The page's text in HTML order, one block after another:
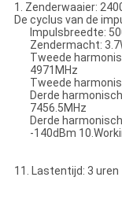
1. Zenderwaaier:
De cyclus van de
Impulsbreedte:
Zendermacht:
Tweede
4971MHz
Tweede
Derde
7456.5MHz
Derde
-140dBm
11. Lastentijd: 3 uren